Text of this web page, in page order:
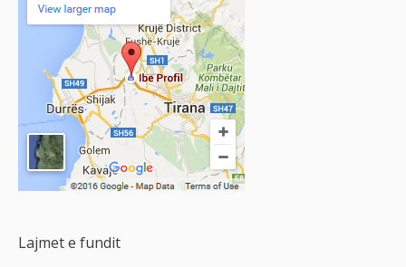
Lajmet e fundit